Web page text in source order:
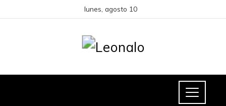
lunes, agosto 10